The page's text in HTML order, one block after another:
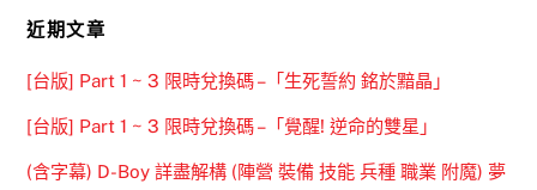
近期文章
[台版] Part 1 ~ 3 限時兌換碼 –「生死誓約 銘於黯晶」
[台版] Part 1 ~ 3 限時兌換碼 –「覺醒! 逆命的雙星」
(含字幕) D-Boy 詳盡解構 (陣營 裝備 技能 兵種 職業 附魔) 夢